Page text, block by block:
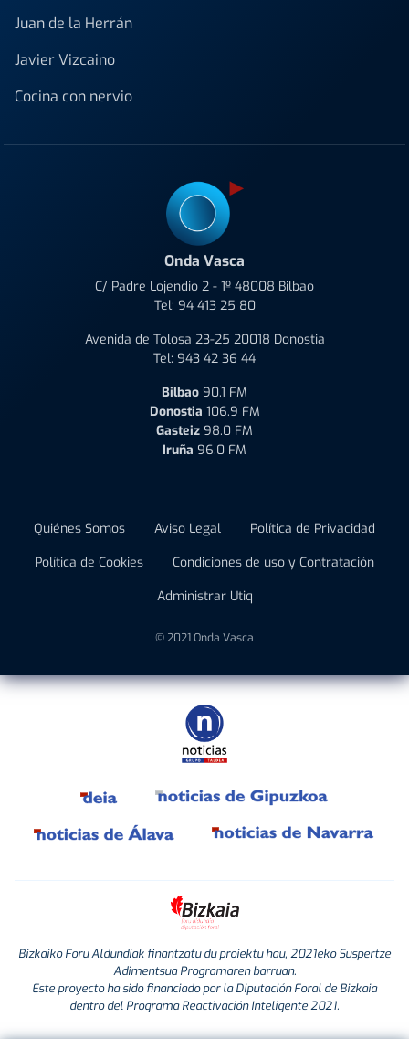
Juan de la Herrán
Javier Vizcaino
Cocina con nervio
Onda Vasca
C/ Padre Lojendio 2 - 1º 48008 Bilbao
Tel: 94 413 25 80
Avenida de Tolosa 23-25 20018 Donostia
Tel: 943 42 36 44
Bilbao 90.1 FM
Donostia 106.9 FM
Gasteiz 98.0 FM
Iruña 96.0 FM
Quiénes Somos Aviso Legal
Política de Privacidad
Política de Cookies
Condiciones de uso y Contratación
Administrar Utiq
© 2021 Onda Vasca
Bizkaiko Foru Aldundiak finantzatu du proiektu hau, 2021eko Suspertze
Adimentsua Programaren barruan.
Este proyecto ha sido financiado por la Diputación Foral de Bizkaia
dentro del Programa Reactivación Inteligente 2021.